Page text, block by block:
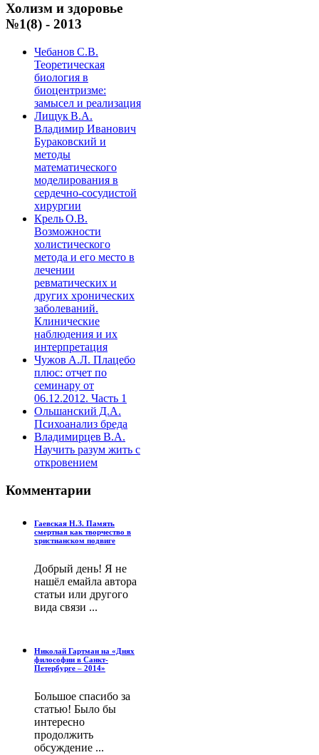
Холизм и здоровье
№1(8) - 2013
Чебанов С.В.
Теоретическая
биология в
биоцентризме:
замысел и реализация
Лищук В.А.
Владимир Иванович
Бураковский и
методы
математического
моделирования в
сердечно-сосудистой
хирургии
Крель О.В.
Возможности
холистического
метода и его место в
лечении
ревматических и
других хронических
заболеваний.
Клинические
наблюдения и их
интерпретация
Чужов А.Л. Плацебо
плюс: отчет по
семинару от
06.12.2012. Часть 1
Ольшанский Д.А.
Психоанализ бреда
Владимирцев В.А.
Научить разум жить с
откровением
Комментарии
Гаевская Н.З. Память
смертная как творчество в
христианском подвиге
Добрый день! Я не
нашёл емайла автора
статьи или другого
вида связи ...
Николай Гартман на «Днях
философии в Санкт-
Петербурге – 2014»
Большое спасибо за
статью! Было бы
интересно
продолжить
обсуждение ...